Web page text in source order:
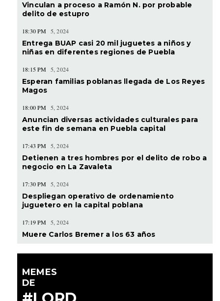
Vinculan a proceso a Ramón N. por probable
delito de estupro
18:30 PM 5, 2024
Entrega BUAP casi 20 mil juguetes a niños y
niñas en diferentes regiones de Puebla
18:15 PM 5, 2024
Esperan familias poblanas llegada de Los Reyes
Magos
18:00 PM 5, 2024
Anuncian diversas actividades culturales para
este fin de semana en Puebla capital
17:43 PM 5, 2024
Detienen a tres hombres por el delito de robo a
negocio en La Zavaleta
17:30 PM 5, 2024
Despliegan operativo de ordenamiento
juguetero en la capital poblana
17:19 PM 5, 2024
Muere Carlos Bremer a los 63 años
MEMES
DE